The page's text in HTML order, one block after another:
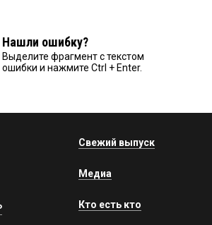
Нашли ошибку?
Выделите фрагмент с текстом
ошибки и нажмите Ctrl + Enter.
Свежий выпуск
Медиа
Кто есть кто